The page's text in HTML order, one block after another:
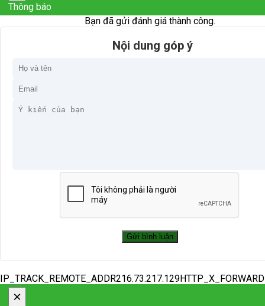
Thông báo
Bạn đã gửi đánh giá thành công.
Nội dung góp ý
×